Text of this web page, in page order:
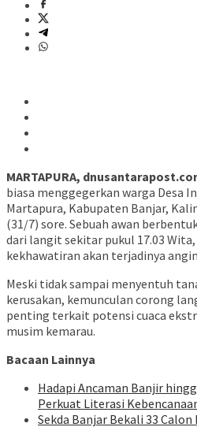
MARTAPURA,
biasa menggegerkan warga Desa
Martapura, Kabupaten Banjar,
(31/7) sore. Sebuah awan
dari langit sekitar pukul 17.03
kekhawatiran akan terjadinya
Meski tidak sampai menyentuh
kerusakan, kemunculan corong
penting terkait potensi cuaca
musim kemarau.
Bacaan Lainnya
Hadapi Ancaman Banjir
Perkuat Literasi
Sekda Banjar Bekali 33